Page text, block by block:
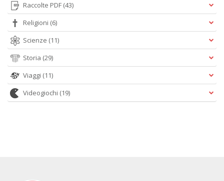
Raccolte PDF (43)
Religioni (6)
Scienze (11)
Storia (29)
Viaggi (11)
Videogiochi (19)